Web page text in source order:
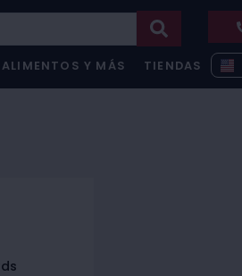
ALIMENTOS Y MÁS TIENDAS